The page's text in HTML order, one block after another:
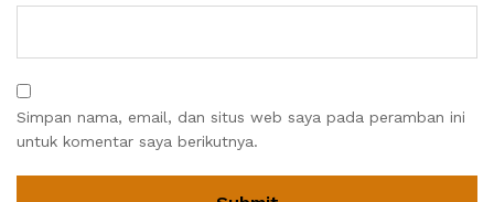
Simpan nama, email, dan situs web saya pada peramban ini
untuk komentar saya berikutnya.